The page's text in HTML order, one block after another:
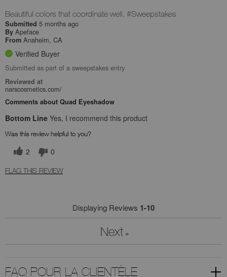
Beautiful colors that coordinate well. #Sweepstakes
Submitted 5 months ago
By Apeface
From Anaheim, CA
Verified Buyer
Submitted as part of a sweepstakes entry
Reviewed at
narscosmetics.com/
Comments about Quad Eyeshadow
Bottom Line Yes, I recommend this product
Was this review helpful to you?
2 0
FLAG THIS REVIEW
Displaying Reviews 1-10
Next »
FAQ POUR LA CLIENTÈLE